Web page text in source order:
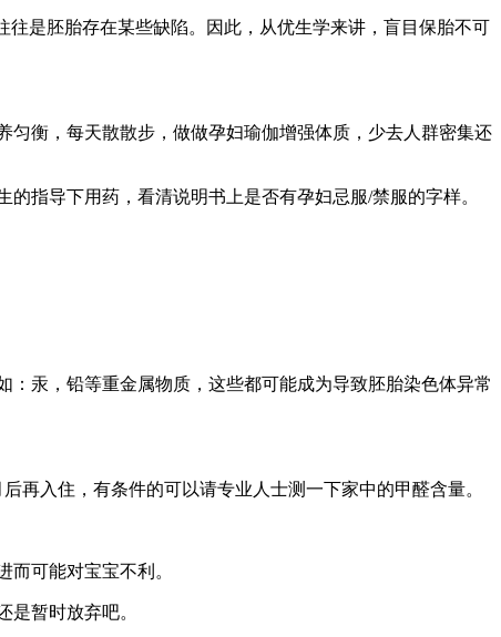
是胚胎存在某些缺陷。因此，从优生学来讲，盲目保胎不可
衡，每天散散步，做做孕妇瑜伽增强体质，少去人群密集还
指导下用药，看清说明书上是否有孕妇忌服/禁服的字样。
汞，铅等重金属物质，这些都可能成为导致胚胎染色体异常
再入住，有条件的可以请专业人士测一下家中的甲醛含量。
可能对宝宝不利。
暂时放弃吧。